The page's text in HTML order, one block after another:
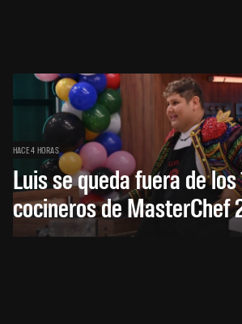
HACE 4 HORAS
Luis se queda fuera de
cocineros de MasterChef